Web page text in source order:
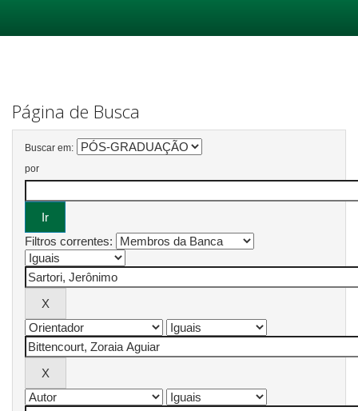
Página de Busca
Buscar em:
por
Filtros correntes: